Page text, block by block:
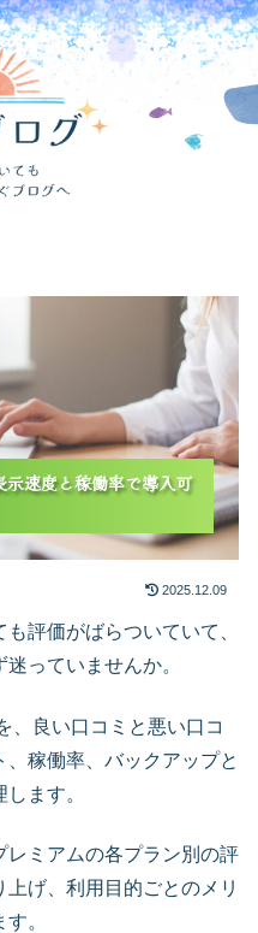
示速度と稼働率で導入
速度と稼働率で導入可
速度と稼働率で導入可
速度と稼働率で導入可
2025.12.09
評価がばらついていて、
っていませんか。
、良い口コミと悪い口コ
、稼働率、バックアップと
ます。
ミアムの各プラン別の評
げ、利用目的ごとのメリ
。